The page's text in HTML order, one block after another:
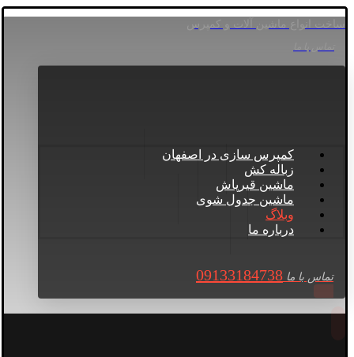
ساخت انواع ماشین آلات و کمپرس
کمپرس سازی در اصفهان
زباله کش
ماشین قیرپاش
ماشین جدول شوی
وبلاگ
درباره ما
تماس با ما 09133184738